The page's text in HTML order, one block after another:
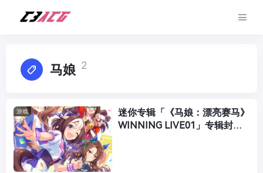
马娘 2
游戏
迷你专辑「《马娘：漂亮赛马》
WINNING LIVE01」专辑封面